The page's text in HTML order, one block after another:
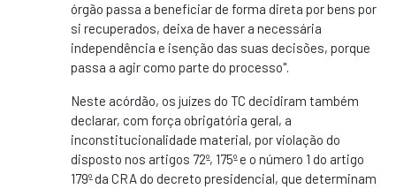
órgão passa a beneficiar de forma direta por bens por
si recuperados, deixa de haver a necessária
independência e isenção das suas decisões, porque
passa a agir como parte do processo".
Neste acórdão, os juízes do TC decidiram também
declarar, com força obrigatória geral, a
inconstitucionalidade material, por violação do
disposto nos artigos 72º, 175º e o número 1 do artigo
179º da CRA do decreto presidencial, que determinam